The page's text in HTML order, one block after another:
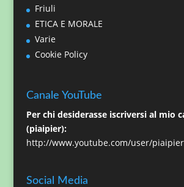
Friuli
ETICA E MORALE
Varie
Cookie Policy
Canale YouTube
Per chi desiderasse iscriversi al mio
(piaipier):
http://www.youtube.com/user/piaipier
Social Media